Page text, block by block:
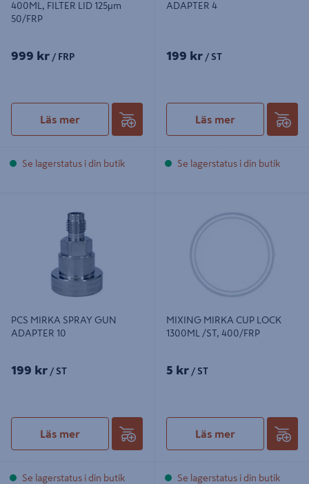
400ML, FILTER LID 125µm
50/FRP
999 kr / FRP
Läs mer
Se lagerstatus i din butik
ADAPTER 4
199 kr / ST
Läs mer
Se lagerstatus i din butik
PCS MIRKA SPRAY GUN
ADAPTER 10
199 kr / ST
Läs mer
Se lagerstatus i din butik
MIXING MIRKA CUP LOCK
1300ML /ST, 400/FRP
5 kr / ST
Läs mer
Se lagerstatus i din butik